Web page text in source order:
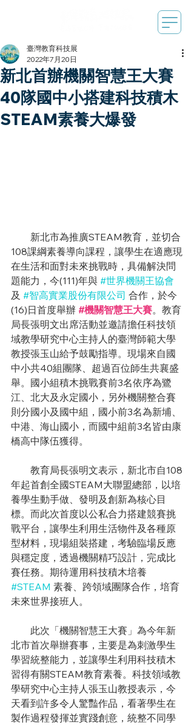
新北首辦機關智慧王大賽
40隊國中小搭建科技積木
STEAM素養大爆發
臺灣教育科技展
2022年7月20日
新北市為推廣STEAM教育，並切合
108課綱素養導向課程，讓學生在適應現
在生活和面對未來挑戰時，具備解決問
題能力，今(111)年與 #世界機關王協會
及 #智高實業股份有限公司 合作，於今
(16)日首度舉辦 #機關智慧王大賽。教育
局長張明文出席活動並邀請擔任科技領
域教學研究中心主持人的臺灣師範大學
教授張玉山給予鼓勵指導。現場來自國
中小共40組團隊、超過百位師生共襄盛
舉。國小組積木挑戰賽前3名依序為鷺
江、北大及永定國小，另外機關整合賽
則分國小及國中組，國小前3名為新埔、
中港、海山國小，而國中組前3名皆由康
橋高中隊伍獲得。
教育局長張明文表示，新北市自108
年起首創全國STEAM大聯盟總部，以培
養學生動手做、發明及創新為核心目
標。而此次首度以公私合力搭建競賽挑
戰平台，讓學生利用生活物件及各種原
型材料，現場組裝搭建，考驗臨場反應
與穩定度，透過機關精巧設計，完成比
賽任務。期待運用科技積木培養
#STEAM 素養、跨領域團隊合作，培育
未來世界接班人。
此次「機關智慧王大賽」為今年新
北市首次舉辦賽事，主要是為刺激學生
學習統整能力，並讓學生利用科技積木
習得有關STEAM教育素養。科技領域教
學研究中心主持人張玉山教授表示，今
天看到許多令人驚豔作品，看著學生在
製作過程發揮並實踐創意，統整不同學